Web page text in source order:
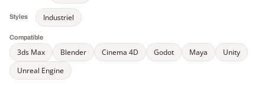
Styles Industriel
Compatible
3ds Max Blender Cinema 4D Godot Maya
Unity
Unreal Engine